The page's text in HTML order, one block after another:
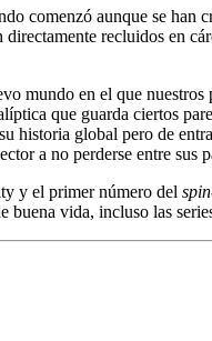
comenzó aunque se
recluidos en
mundo en el que
que guarda ciertos
historia global pero de
a no perderse entre
y el primer número del
buena vida, incluso las